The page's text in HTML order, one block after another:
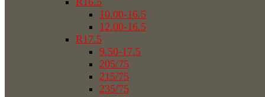
10.00-16.5
12.00-16.5
R17.5
9.50-17.5
205/75
215/75
235/75